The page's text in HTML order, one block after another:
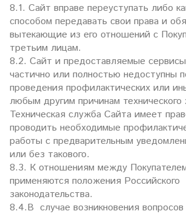
8.1. Сайт вправе переуступать либо
способом передавать свои права и
вытекающие из его отношений с
третьим лицам.
8.2. Сайт и предоставляемые
частично или полностью недоступны
проведения профилактических или
любым другим причинам технического
Техническая служба Сайта имеет
проводить необходимые
работы с предварительным
или без такового.
8.3. К отношениям между
применяются положения Российского
законодательства.
8.4.В случае возникновения